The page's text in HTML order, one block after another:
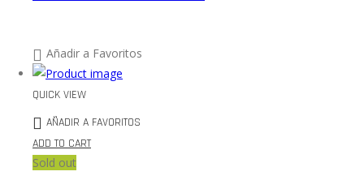
Añadir a Favoritos
QUICK VIEW
AÑADIR A FAVORITOS
ADD TO CART
Sold out